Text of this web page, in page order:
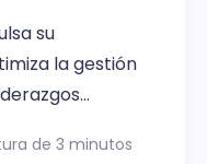
su
la gestión
de 3 minutos